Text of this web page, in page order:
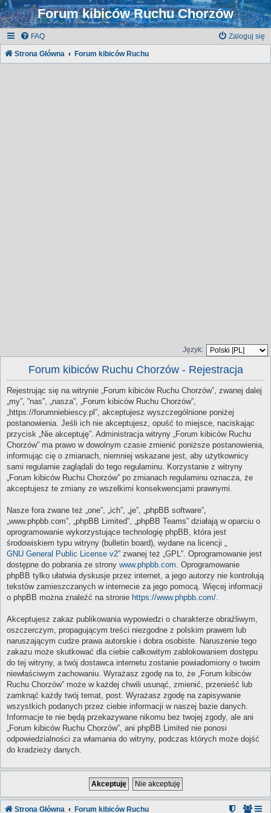
Forum kibiców Ruchu Chorzów
FAQ Zaloguj się
Strona Główna Forum kibiców Ruchu
Język:
Forum kibiców Ruchu Chorzów - Rejestracja
Rejestrując się na witrynie „Forum kibiców Ruchu Chorzów”, zwanej dalej
„my”, ”nas”, „nasza”, „Forum kibiców Ruchu Chorzów”,
„https://forumniebiescy.pl”, akceptujesz wyszczególnione poniżej
postanowienia. Jeśli ich nie akceptujesz, opuść to miejsce, naciskając
przycisk „Nie akceptuję”. Administracja witryny „Forum kibiców Ruchu
Chorzów” ma prawo w dowolnym czasie zmienić poniższe postanowienia,
informując cię o zmianach, niemniej wskazane jest, aby użytkownicy
sami regularnie zaglądali do tego regulaminu. Korzystanie z witryny
„Forum kibiców Ruchu Chorzów” po zmianach regulaminu oznacza, że
akceptujesz te zmiany ze wszelkimi konsekwencjami prawnymi.
Nasze fora zwane też „one”, „ich”, „je”, „phpBB software”,
„www.phpbb.com”, „phpBB Limited”, „phpBB Teams” działają w oparciu o
oprogramowanie wykorzystujące technologię phpBB, która jest
środowiskiem typu witryny (bulletin board), wydane na licencji „
GNU General Public License v2” zwanej też „GPL”. Oprogramowanie jest
dostępne do pobrania ze strony www.phpbb.com. Oprogramowanie
phpBB tylko ułatwia dyskusje przez internet, a jego autorzy nie kontrolują
tekstów zamieszczanych w internecie za jego pomocą. Więcej informacji
o phpBB można znaleźć na stronie https://www.phpbb.com/.
Akceptujesz zakaz publikowania wypowiedzi o charakterze obraźliwym,
oszczerczym, propagującym treści niezgodne z polskim prawem lub
naruszającym cudze prawa autorskie i dobra osobiste. Naruszenie tego
zakazu może skutkować dla ciebie całkowitym zablokowaniem dostępu
do tej witryny, a twój dostawca internetu zostanie powiadomiony o twoim
niewłaściwym zachowaniu. Wyrażasz zgodę na to, że „Forum kibiców
Ruchu Chorzów” może w każdej chwili usunąć, zmienić, przenieść lub
zamknąć każdy twój temat, post. Wyrażasz zgodę na zapisywanie
wszystkich podanych przez ciebie informacji w naszej bazie danych.
Informacje te nie będą przekazywane nikomu bez twojej zgody, ale ani
„Forum kibiców Ruchu Chorzów”, ani phpBB Limited nie ponosi
odpowiedzialności za włamania do witryny, podczas których może dojść
do kradzieży danych.
Strona Główna Forum kibiców Ruchu